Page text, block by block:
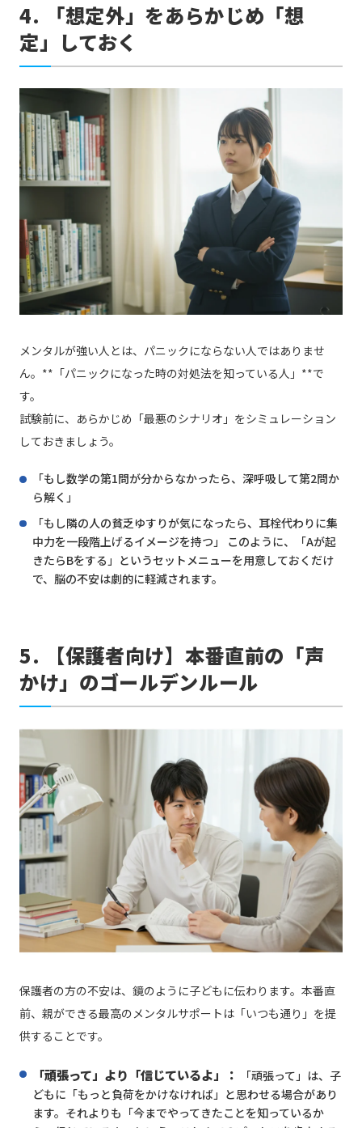
4. 「想定外」をあらかじめ「想
定」しておく
メンタルが強い人とは、パニックにならない人ではありませ
ん。**「パニックになった時の対処法を知っている人」**で
す。
試験前に、あらかじめ「最悪のシナリオ」をシミュレーション
しておきましょう。
「もし数学の第1問が分からなかったら、深呼吸して第2問か
ら解く」
「もし隣の人の貧乏ゆすりが気になったら、耳栓代わりに集
中力を一段階上げるイメージを持つ」 このように、「Aが起
きたらBをする」というセットメニューを用意しておくだけ
で、脳の不安は劇的に軽減されます。
5. 【保護者向け】本番直前の「声
かけ」のゴールデンルール
保護者の方の不安は、鏡のように子どもに伝わります。本番直
前、親ができる最高のメンタルサポートは「いつも通り」を提
供することです。
「頑張って」より「信じているよ」：
「頑張って」は、子
どもに「もっと負荷をかけなければ」と思わせる場合があり
ます。それよりも「今までやってきたことを知っているか